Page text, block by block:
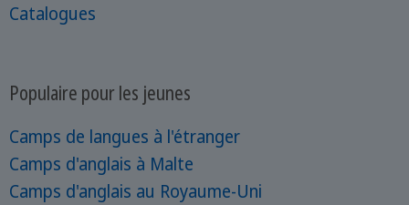
Catalogues
Populaire pour les jeunes
Camps de langues à l'étranger
Camps d'anglais à Malte
Camps d'anglais au Royaume-Uni